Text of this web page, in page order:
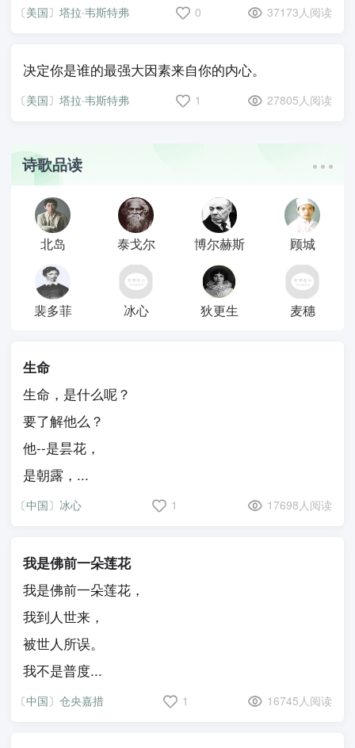
〔美国〕塔拉·韦斯特弗 0 37173人阅读
决定你是谁的最强大因素来自你的内心。
〔美国〕塔拉·韦斯特弗 1 27805人阅读
诗歌品读
北岛 泰戈尔 博尔赫斯 顾城
裴多菲 冰心 狄更生 麦穗
生命
生命，是什么呢？
要了解他么？
他--是昙花，
是朝露，...
〔中国〕冰心 1 17698人阅读
我是佛前一朵莲花
我是佛前一朵莲花，
我到人世来，
被世人所误。
我不是普度...
〔中国〕仓央嘉措 1 16745人阅读